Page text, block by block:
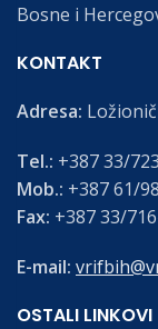
Bosne i
KONTAKT
Adresa:
Tel.: +387 33/
Mob.: +387 61/
Fax: +387 33/
E-mail:
OSTALI LINKOVI